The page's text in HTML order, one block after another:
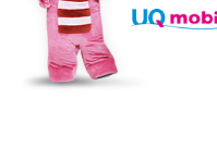
iPhone 16シリーズのモデルを比
iPhone 16とiPhone 15の違いは？